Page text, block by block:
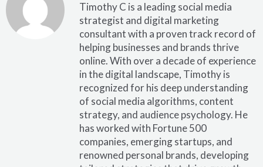
Timothy C is a leading social media
strategist and digital marketing
consultant with a proven track record of
helping businesses and brands thrive
online. With over a decade of experience
in the digital landscape, Timothy is
recognized for his deep understanding
of social media algorithms, content
strategy, and audience psychology. He
has worked with Fortune 500
companies, emerging startups, and
renowned personal brands, developing